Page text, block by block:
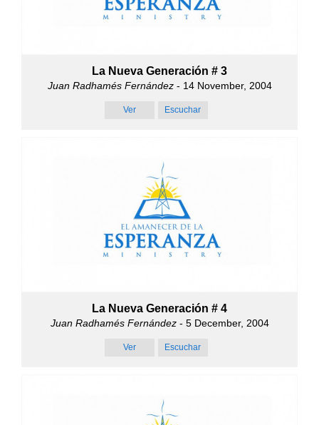
La Nueva Generación # 3
Juan Radhamés Fernández- 14 November, 2004
Ver Escuchar
La Nueva Generación # 4
Juan Radhamés Fernández- 5 December, 2004
Ver Escuchar